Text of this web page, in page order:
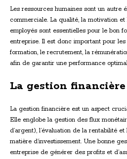
Les ressources humaines sont un autre
commerciale. La qualité, la motivation
employés sont essentielles pour le bon
entreprise. Il est donc important pour
formation, le recrutement, la
afin de garantir une performance
La gestion financière
La gestion financière est un aspect
Elle englobe la gestion des flux
d’argent), l’évaluation de la rentabilité
matière d’investissement. Une bonne
entreprise de générer des profits et